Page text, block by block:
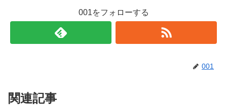
001をフォローする
001
関連記事